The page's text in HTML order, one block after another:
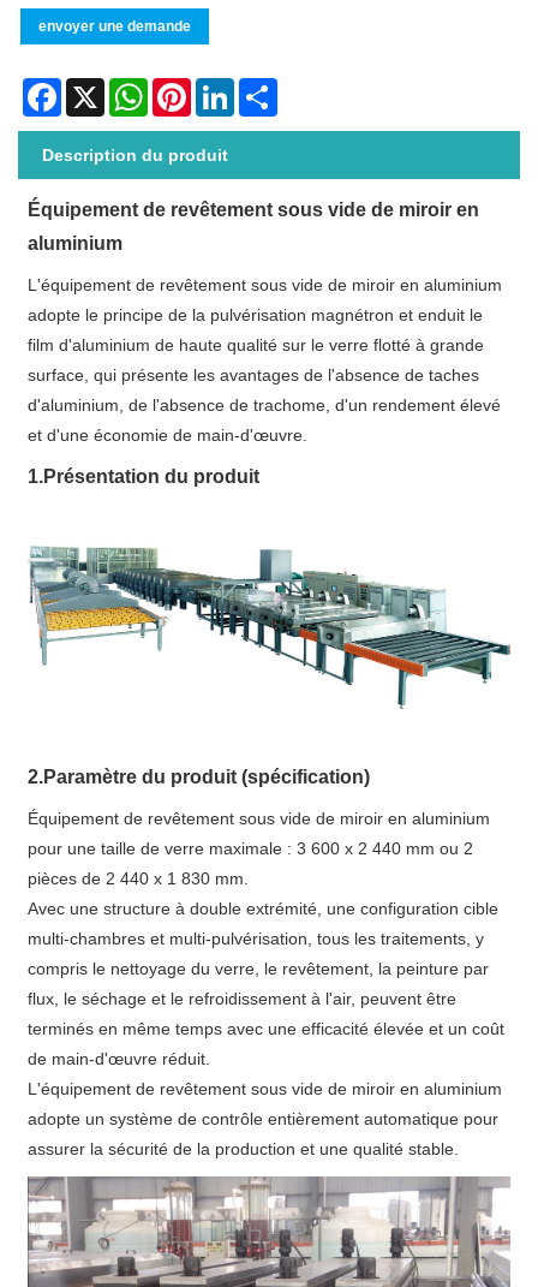
envoyer une demande
Facebook
X WhatsAppPinterestLinkedIn
Description du produit
Équipement de revêtement sous vide de miroir en
aluminium
L'équipement de revêtement sous vide de miroir en aluminium
adopte le principe de la pulvérisation magnétron et enduit le
film d'aluminium de haute qualité sur le verre flotté à grande
surface, qui présente les avantages de l'absence de taches
d'aluminium, de l'absence de trachome, d'un rendement élevé
et d'une économie de main-d'œuvre.
1.Présentation du produit
2.Paramètre du produit (spécification)
Équipement de revêtement sous vide de miroir en aluminium
pour une taille de verre maximale : 3 600 x 2 440 mm ou 2
pièces de 2 440 x 1 830 mm.
Avec une structure à double extrémité, une configuration cible
multi-chambres et multi-pulvérisation, tous les traitements, y
compris le nettoyage du verre, le revêtement, la peinture par
flux, le séchage et le refroidissement à l'air, peuvent être
terminés en même temps avec une efficacité élevée et un coût
de main-d'œuvre réduit.
L'équipement de revêtement sous vide de miroir en aluminium
adopte un système de contrôle entièrement automatique pour
assurer la sécurité de la production et une qualité stable.